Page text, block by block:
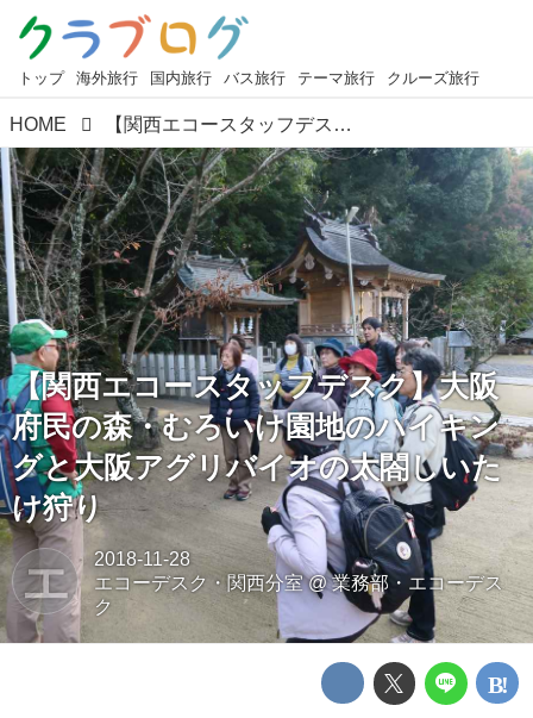
トップ 海外旅行 国内旅行 バス旅行 テーマ旅行 クルーズ旅行
HOME 【関西エコースタッフデスク】大阪府民の森・むろいけ園地のハイキングと大阪アグリバイオの太閤しいたけ狩り
【関西エコースタッフデスク】大阪
府民の森・むろいけ園地のハイキン
グと大阪アグリバイオの太閤しいた
け狩り
エ
2018-11-28
エコーデスク・関西分室@業務部・エコーデス
ク